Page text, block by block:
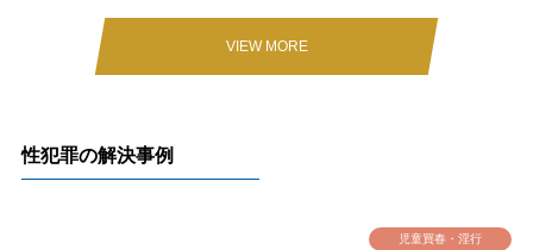
VIEW MORE
性犯罪の解決事例
児童買春・淫行